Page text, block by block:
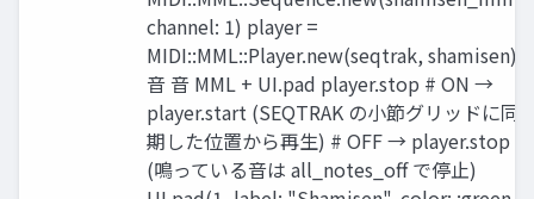
channel: 1) player =
MIDI::MML::Player.new(seqtrak, shamisen)
音 音 MML + UI.pad player.stop # ON →
player.start (SEQTRAK の小節グリッドに同
期した位置から再生) # OFF → player.stop
(鳴っている音は all_notes_off で停止)